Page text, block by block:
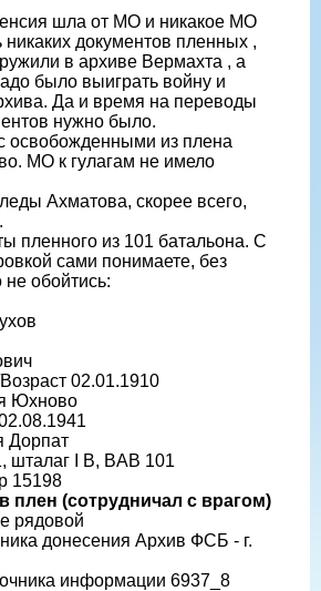
шла от МО и никакое МО
никаких документов пленных ,
в архиве Вермахта , а
было выиграть войну и
Да и время на переводы
нужно было.
освобожденными из плена
МО к гулагам не имело
Ахматова, скорее всего,
пленного из 101 батальона. С
сами понимаете, без
обойтись:
02.01.1910
Юхново
Дорпат
шталаг I B, BAB 101
15198
плен (сотрудничал с врагом)
рядовой
донесения Архив ФСБ - г.
информации 6937_8